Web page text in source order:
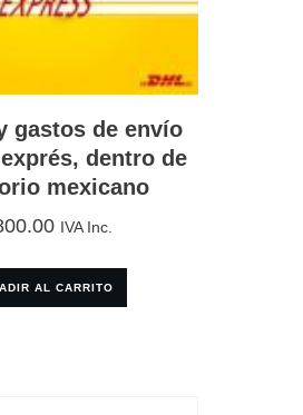
gastos de envío
dentro de
mexicano
IVA Inc.
AL CARRITO